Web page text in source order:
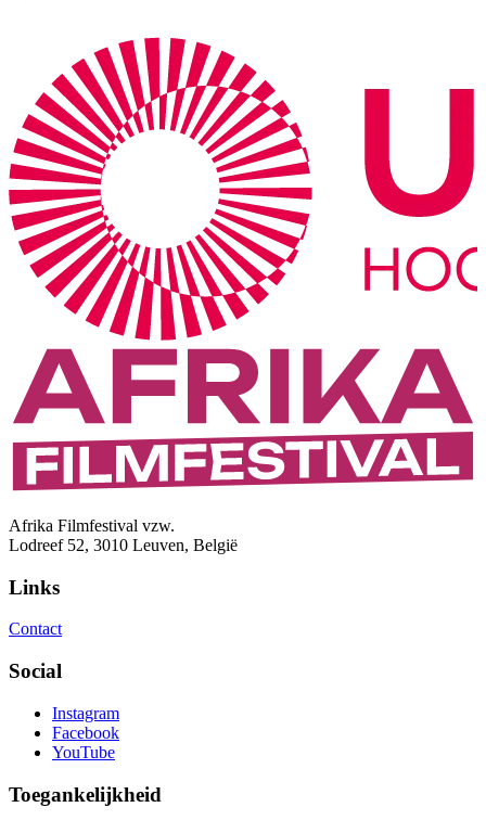
Afrika Filmfestival vzw.
Lodreef 52, 3010 Leuven, België
Links
Contact
Social
Instagram
Facebook
YouTube
Toegankelijkheid